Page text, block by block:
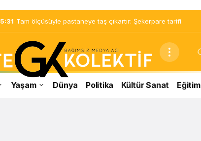
5:31 Tam ölçüsüyle pastaneye taş çıkartır: Şekerpare tarifi
Yaşam Dünya Politika Kültür Sanat Eğitim